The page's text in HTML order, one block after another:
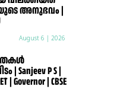
അനുഭവം |
August 6 | 2026
| Sanjeev P S |
| Governor | CBSE